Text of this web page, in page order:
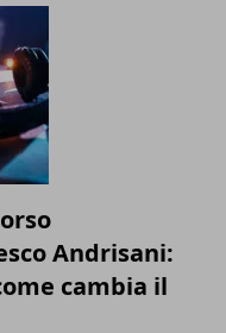
Andrisani:
cambia il